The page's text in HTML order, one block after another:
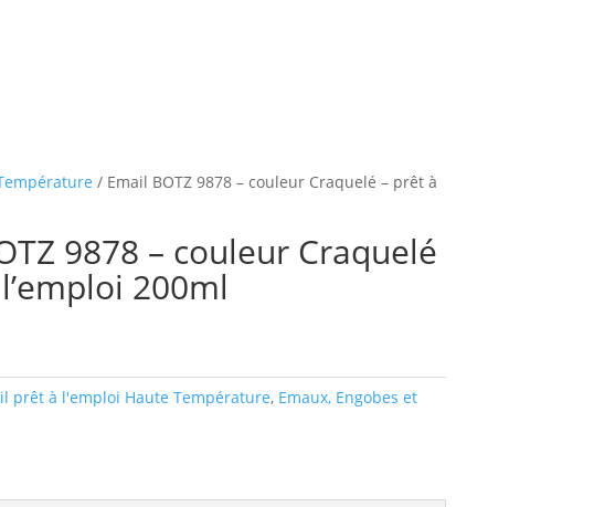
/ Email BOTZ 9878 – couleur Craquelé – prêt à
9878 – couleur Craquelé
200ml
prêt à l'emploi Haute Température, Emaux, Engobes et